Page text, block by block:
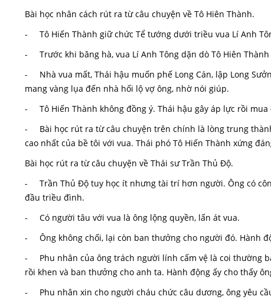
Bài học nhân cách rút ra từ câu chuyện về Tô Hiên Thành.
- Tô Hiến Thành giữ chức Tể tướng dưới triều vua Lí Anh
- Trước khi băng hà, vua Lí Anh Tông dặn dò Tô Hiên
- Nhà vua mất, Thái hậu muốn phế Long Cán, lập Long
mang vàng lụa đến nhà hối lộ vợ ông, nhờ nói giúp.
- Tô Hiến Thành không đồng ý. Thái hậu gây áp lực rồi mua
- Bài học rút ra từ câu chuyện trên chính là lòng trung
cao nhất của bề tôi với vua. Thái phó Tô Hiến Thành xứng
Bài học rút ra từ câu chuyện về Thái sư Trần Thủ Độ.
- Trần Thủ Độ tuy học ít nhưng tài trí hơn người. Ông có
đầu triều đình.
- Có người tâu với vua là ông lộng quyền, lấn át vua.
- Ông không chối, lại còn ban thưởng cho người đó. Hành
- Phu nhân của ông trách người lính cấm vệ là coi thường
rồi khen và ban thưởng cho anh ta. Hành động ấy cho thấy
- Phu nhân xin cho người cháu chức câu dương, ông yêu